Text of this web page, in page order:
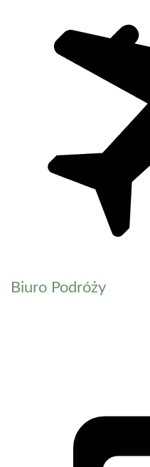
Biuro Podróży